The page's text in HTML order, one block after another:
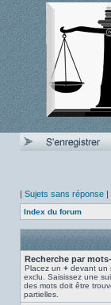
| Sujets sans réponse |
Index du forum
Recherche par
Placez un + devant un
exclu. Saisissez une
des mots doit être
partielles.